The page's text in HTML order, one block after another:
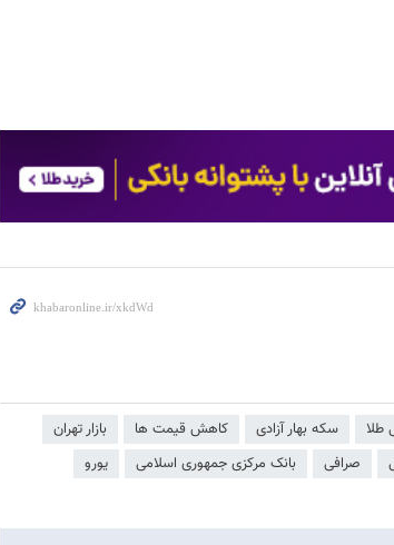
طلا سکه بهار آزادی کاهش قیمت ها
بازار تهران
صرافی بانک مرکزی جمهوری اسلامی یورو